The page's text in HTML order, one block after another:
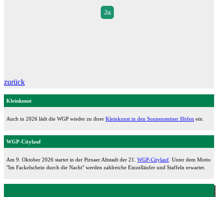
Ja
zurück
Kleinkunst
Auch in 2026 lädt die WGP wieder zu ihrer Kleinkunst in den Sonnensteiner Höfen ein.
WGP-Citylauf
Am 9. Oktober 2026 startet in der Pirnaer Altstadt der 21. WGP-Citylauf . Unter dem Motto
"Im Fackelschein durch die Nacht" werden zahlreiche Einzelläufer und Staffeln erwartet.